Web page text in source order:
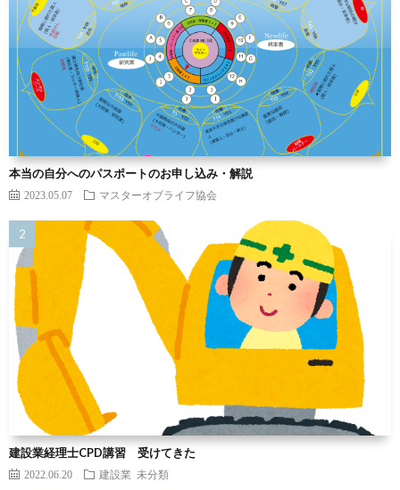
本当の自分へのパスポートのお申し込み・解説
2023.05.07 マスターオブライフ協会
建設業経理士CPD講習 受けてきた
2022.06.20 建設業 未分類